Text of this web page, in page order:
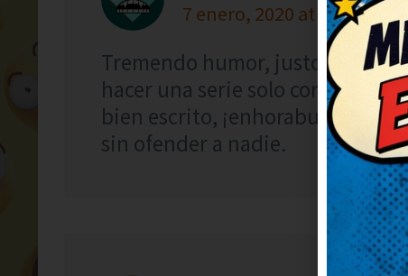
7 enero, 2020 at 2:45
Tremendo humor, justo lo que
hacer una serie solo con chistes
bien escrito, ¡enhorabuena!
sin ofender a nadie.